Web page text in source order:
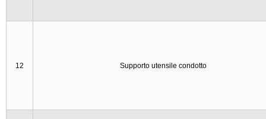
12 Supporto utensile condotto